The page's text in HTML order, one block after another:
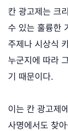
칸 광고제는 크
수 있는 훌륭한
주제나 시상식
누군지에 따라
기 때문이다.
이는 칸 광고제
사명에서도 찾